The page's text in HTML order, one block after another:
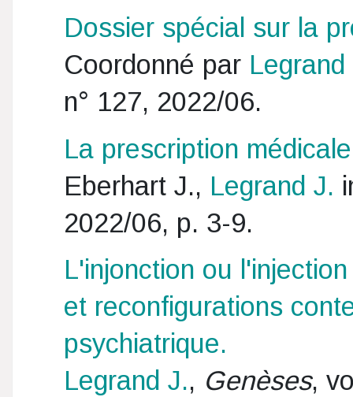
Dossier spécial sur la
Coordonné par Legrand
n° 127, 2022/06.
La prescription
Eberhart J., Legrand J.
2022/06, p. 3-9.
L'injonction ou
et reconfigurations
psychiatrique.
Legrand J., Genèses,